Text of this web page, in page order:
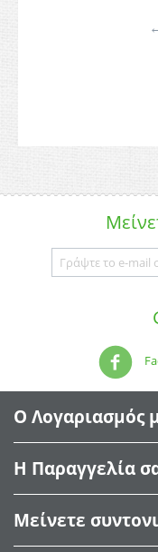
Ο Λογαριασμός
Η Παραγγελία
Μείνετε